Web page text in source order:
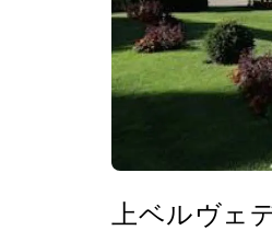
上ベルヴェ